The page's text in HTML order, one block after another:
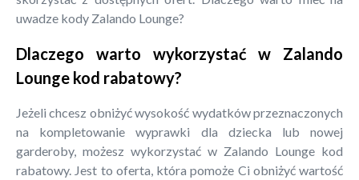
uwadze kody Zalando Lounge?
Dlaczego warto wykorzystać w Zalando
Lounge kod rabatowy?
Jeżeli chcesz obniżyć wysokość wydatków przeznaczonych
na kompletowanie wyprawki dla dziecka lub nowej
garderoby, możesz wykorzystać w Zalando Lounge kod
rabatowy. Jest to oferta, która pomoże Ci obniżyć wartość